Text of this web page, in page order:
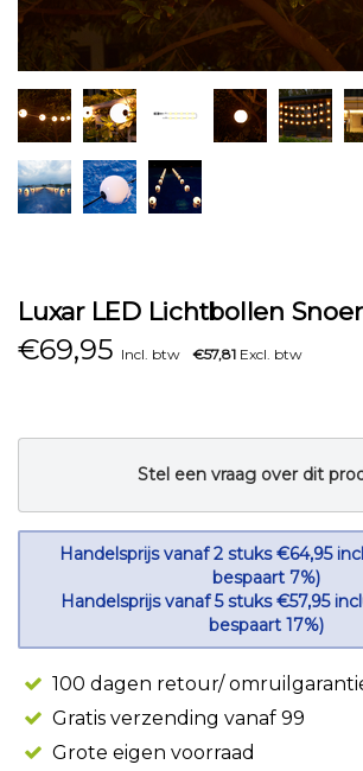
Luxar LED Lichtbollen
€69,95 Incl. btw €57,81 Excl. btw
Stel een vraag over dit
Handelsprijs vanaf 2 stuks €64,95
bespaart 7%)
Handelsprijs vanaf 5 stuks €57,95
bespaart 17%)
100 dagen retour/
Gratis verzending vanaf 99
Grote eigen voorraad